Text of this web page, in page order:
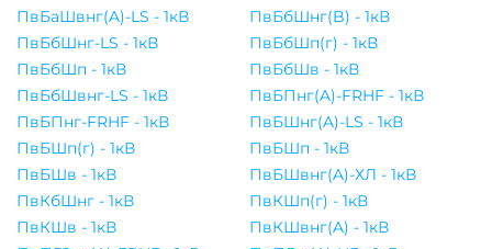
ПвБаШвнг(A)-LS - 1кВ
ПвБбШнг(B) - 1кВ
ПвБбШнг-LS - 1кВ
ПвБбШп(г) - 1кВ
ПвБбШп - 1кВ
ПвБбШв - 1кВ
ПвБбШвнг-LS - 1кВ
ПвБПнг(A)-FRHF - 1кВ
ПвБПнг-FRHF - 1кВ
ПвБШнг(A)-LS - 1кВ
ПвБШп(г) - 1кВ
ПвБШп - 1кВ
ПвБШв - 1кВ
ПвБШвнг(A)-ХЛ - 1кВ
ПвКбШнг - 1кВ
ПвКШп(г) - 1кВ
ПвКШв - 1кВ
ПвКШвнг(A) - 1кВ